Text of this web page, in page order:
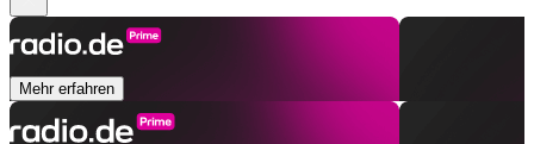
Mehr erfahren